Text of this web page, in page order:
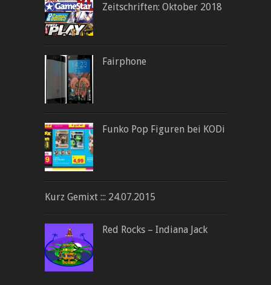
Zeitschriften: Oktober 2018
Fairphone
Funko Pop Figuren bei KODi
Kurz Gemixt ::: 24.07.2015
Red Rocks – Indiana Jack